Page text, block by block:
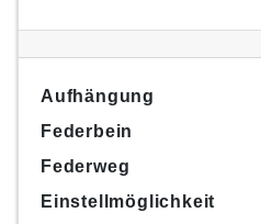
Aufhängung
Federbein
Federweg
Einstellmöglichkeit